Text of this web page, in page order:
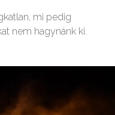
mi pedig
nem hagynánk ki.